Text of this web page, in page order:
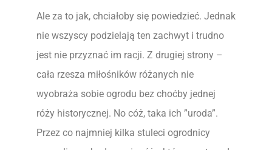
Ale za to jak, chciałoby się powiedzieć. Jednak
nie wszyscy podzielają ten zachwyt i trudno
jest nie przyznać im racji. Z drugiej strony –
cała rzesza miłośników różanych nie
wyobraża sobie ogrodu bez choćby jednej
róży historycznej. No cóż, taka ich ”uroda”.
Przez co najmniej kilka stuleci ogrodnicy